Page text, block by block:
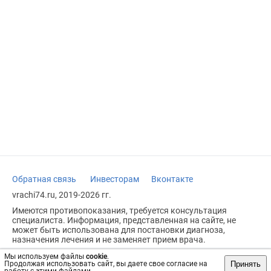
Мы используем файлы cookie.
Продолжая использовать сайт, вы даете свое согласие на
Принять
Обратная связь Инвесторам
Вконтакте
vrachi74.ru, 2019-2026 гг.
Имеются противопоказания, требуется консультация
специалиста. Информация, представленная на сайте, не
может быть использована для постановки диагноза,
назначения лечения и не заменяет прием врача.
Возрастное ограничение: 18+